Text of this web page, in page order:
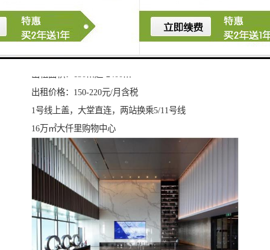
中。
宝安区宏发前城中心写字楼租赁
双地铁上盖综合体物业
出租面积：150㎡起-2400㎡
出租价格：150-220元/月含税
1号线上盖，大堂直连，两站换乘5/11号线
16万㎡大仟里购物中心